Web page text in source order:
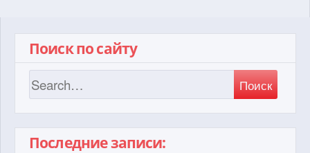
Поиск по сайту
Поиск
Последние записи: